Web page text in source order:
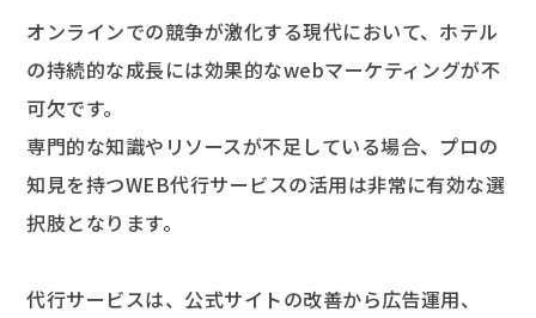
オンラインでの競争が激化する現代において、ホテル
の持続的な成長には効果的なwebマーケティングが不
可欠です。
専門的な知識やリソースが不足している場合、プロの
知見を持つWEB代行サービスの活用は非常に有効な選
択肢となります。
代行サービスは、公式サイトの改善から広告運用、